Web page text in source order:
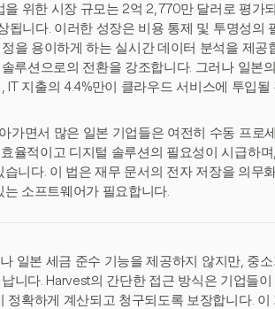
을 위한 시장 규모는 2억 2,770만 달러로 평가
됩니다. 이러한 성장은 비용 통제 및 투명성의
을 용이하게 하는 실시간 데이터 분석을 제
루션으로의 전환을 강조합니다. 그러나 일본
IT 지출의 4.4%만이 클라우드 서비스에 투입
가면서 많은 일본 기업들은 여전히 수동 프로
율적이고 디지털 솔루션의 필요성이 시급하
니다. 이 법은 재무 문서의 전자 저장을 의무
소프트웨어가 필요합니다.
일본 세금 준수 기능을 제공하지 않지만, 중
니다. Harvest의 간단한 접근 방식은 기업들
정확하게 계산되고 청구되도록 보장합니다.